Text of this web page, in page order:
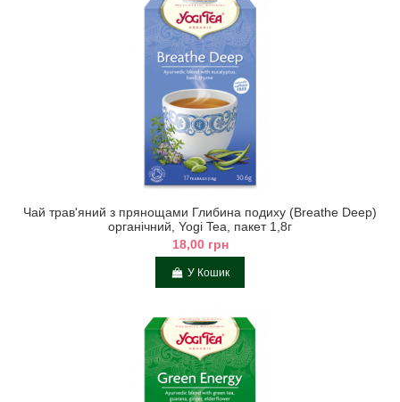
Чай трав'яний з прянощами Глибина подиху (Breathe Deep)
органічний, Yogi Tea, пакет 1,8г
18,00 грн
У Кошик